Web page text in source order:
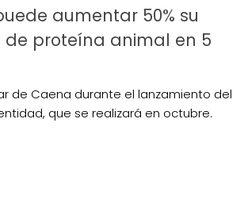
aumentar 50% su
de proteína animal en 5
de Caena durante el lanzamiento del
que se realizará en octubre.